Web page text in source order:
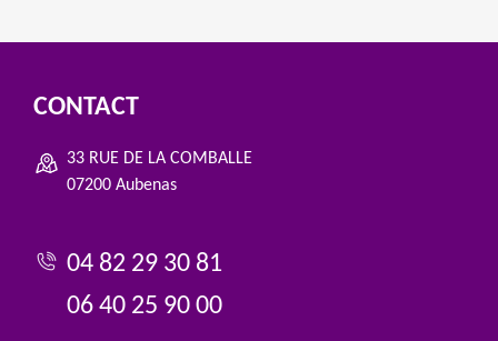
CONTACT
33 RUE DE LA COMBALLE
07200 Aubenas
04 82 29 30 81
06 40 25 90 00